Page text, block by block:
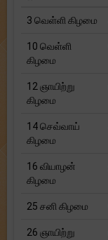
3 வெள்ளி கிழமை
10 வெள்ளி
கிழமை
12 ஞாயிற்று
கிழமை
14 செவ்வாய்
கிழமை
16 வியாழன்
கிழமை
25 சனி கிழமை
26 ஞாயிற்று